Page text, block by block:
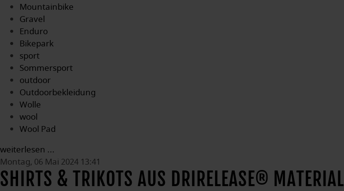
Mountainbike
Gravel
Enduro
Bikepark
sport
Sommersport
outdoor
Outdoorbekleidung
Wolle
wool
Wool Pad
weiterlesen ...
Montag, 06 Mai 2024 13:41
SHIRTS & TRIKOTS AUS DRIRELEASE® MATERIAL